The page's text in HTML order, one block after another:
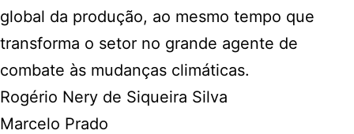
global da produção, ao mesmo tempo que
transforma o setor no grande agente de
combate às mudanças climáticas.
Rogério Nery de Siqueira Silva
Marcelo Prado